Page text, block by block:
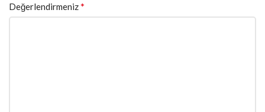
Değerlendirmeniz*